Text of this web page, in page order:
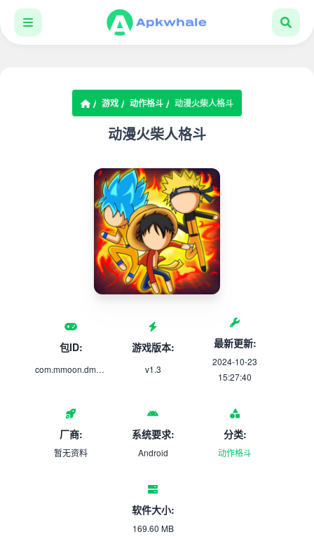
游戏 动作格斗 动漫火柴人格斗
动漫火柴人格斗
包ID:
com.mmoon.dmhcrgd.mmy
游戏版本:
v1.3
最新更新:
2024-10-23
15:27:40
厂商:
暂无资料
系统要求:
Android
分类:
动作格斗
软件大小:
169.60 MB